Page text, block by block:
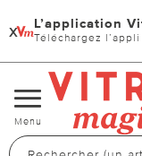
x L’application
Téléchargez l’appli
Changer
de
navigation
Menu